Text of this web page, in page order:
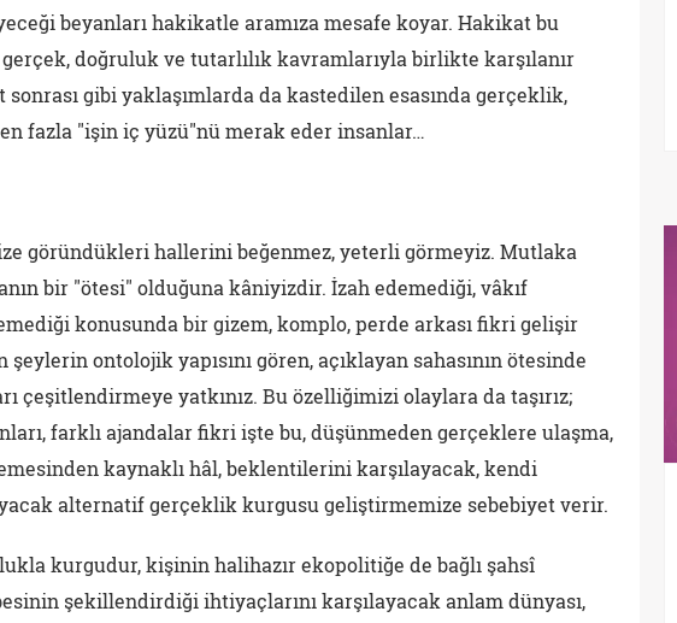
beyanları hakikatle aramıza mesafe koyar. Hakikat bu
doğruluk ve tutarlılık kavramlarıyla birlikte karşılanır
sonrası gibi yaklaşımlarda da kastedilen esasında gerçeklik,
fazla "işin iç yüzü"nü merak eder insanlar…
göründükleri hallerini beğenmez, yeterli görmeyiz. Mutlaka
bir "ötesi" olduğuna kâniyizdir. İzah edemediği, vâkıf
konusunda bir gizem, komplo, perde arkası fikri gelişir
ontolojik yapısını gören, açıklayan sahasının ötesinde
çeşitlendirmeye yatkınız. Bu özelliğimizi olaylara da taşırız;
farklı ajandalar fikri işte bu, düşünmeden gerçeklere ulaşma,
kaynaklı hâl, beklentilerini karşılayacak, kendi
alternatif gerçeklik kurgusu geliştirmemize sebebiyet verir.
kurgudur, kişinin halihazır ekopolitiğe de bağlı şahsî
şekillendirdiği ihtiyaçlarını karşılayacak anlam dünyası,